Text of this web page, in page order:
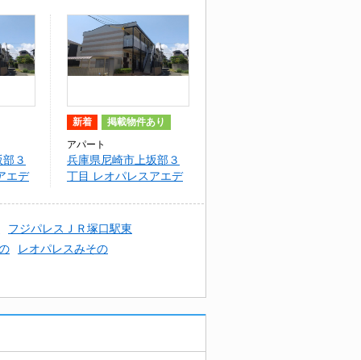
３
エデ
新着 掲載物件あり
アパート
兵庫県尼崎市上坂部３
丁目 レオパレスアエデ
フジパレスＪＲ塚口駅東
レオパレスみその